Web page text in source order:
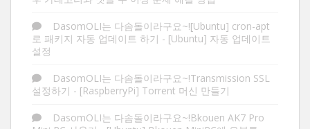
DasomOLI는 다솜돌이라구요~![Ubuntu] cron-apt
로 패키지 자동 업데이트 하기 - [Ubuntu] 자동 업데이트
설정
DasomOLI는 다솜돌이라구요~!Transmission SSL
설정하기 - [RaspberryPi] Torrent 머신 만들기
DasomOLI는 다솜돌이라구요~!Bkouen AK7 Pro